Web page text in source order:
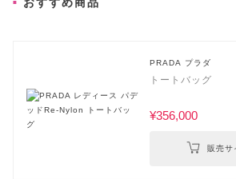
おすすめ商品
PRADA プラダ
トートバッグ
¥356,000
販売サ